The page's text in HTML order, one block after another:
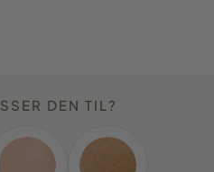
DEN TIL?